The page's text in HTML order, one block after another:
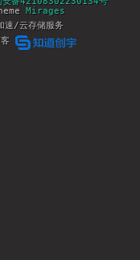
Mirages
速/云存储服务